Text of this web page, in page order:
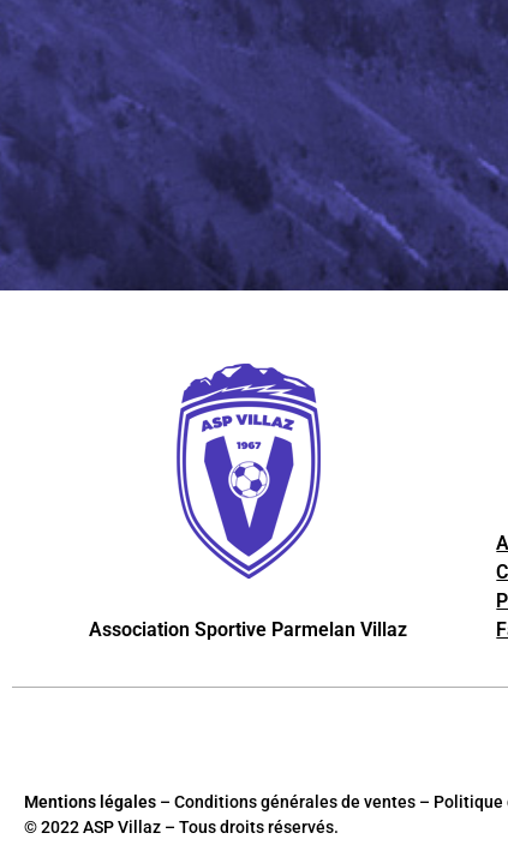
Association Sportive Parmelan Villaz
Mentions légales – Conditions générales de ventes –
© 2022 ASP Villaz – Tous droits réservés.